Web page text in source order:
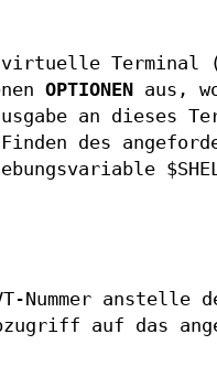
Terminal
OPTIONEN
aus,
an dieses
des
Nummer
auf das